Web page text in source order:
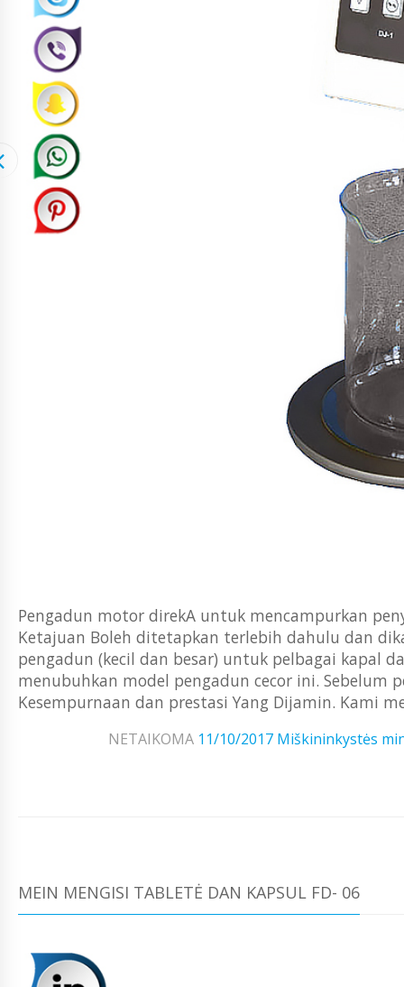
Pengadun motor direkA untuk mencampurkan
Ketajuan Boleh ditetapkan terlebih dahulu dan
pengadun (kecil dan besar) untuk pelbagai kapal
menubuhkan model pengadun cecor ini.
Kesempurnaan dan prestasi Yang Dijamin. Kami
NETAIKOMA 11/10/2017 Miškininkystės
MEIN MENGISI TABLETĖ DAN KAPSUL FD- 06